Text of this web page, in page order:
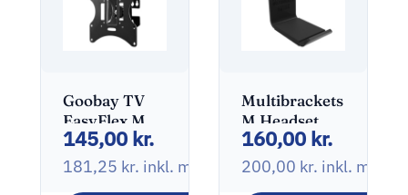
Goobay TV
EasyFlex M
Sort
145,00 kr.
181,25 kr. inkl. moms
Multibrackets
M Headset
Holder
Monteringssæt
Hovedtelefoner
160,00 kr.
200,00 kr. inkl. moms